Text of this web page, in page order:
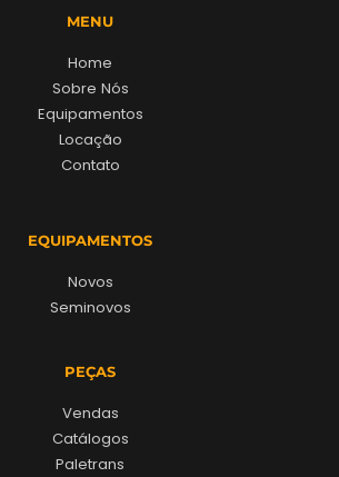
MENU
Home
Sobre Nós
Equipamentos
Locação
Contato
EQUIPAMENTOS
Novos
Seminovos
PEÇAS
Vendas
Catálogos
Paletrans